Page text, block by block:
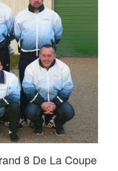
8 De La Coupe